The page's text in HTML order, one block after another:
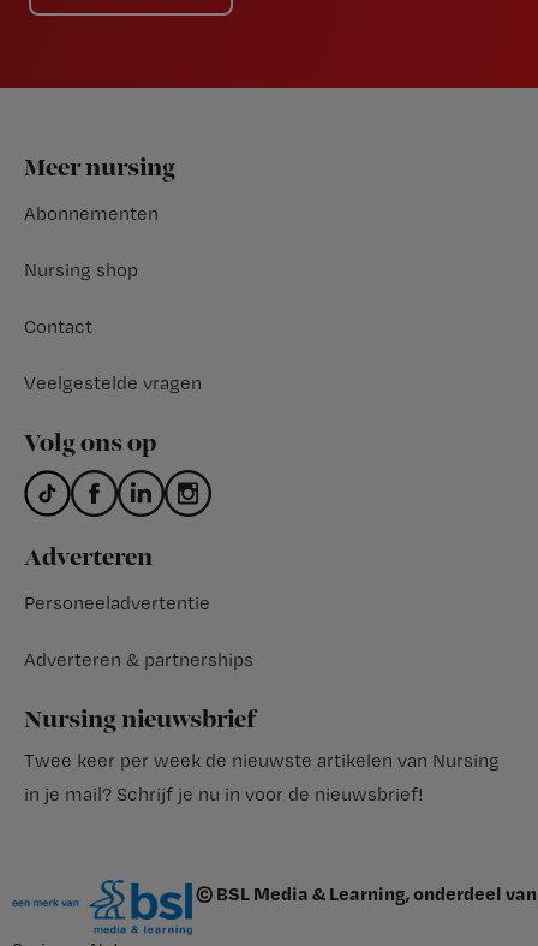
Footer
Meer nursing
Abonnementen
Nursing shop
Contact
Veelgestelde vragen
Volg ons op
Adverteren
Personeeladvertentie
Adverteren & partnerships
Nursing nieuwsbrief
Twee keer per week de nieuwste artikelen van Nursing
in je mail? Schrijf je nu in voor de nieuwsbrief!
© BSL Media & Learning, onderdeel van